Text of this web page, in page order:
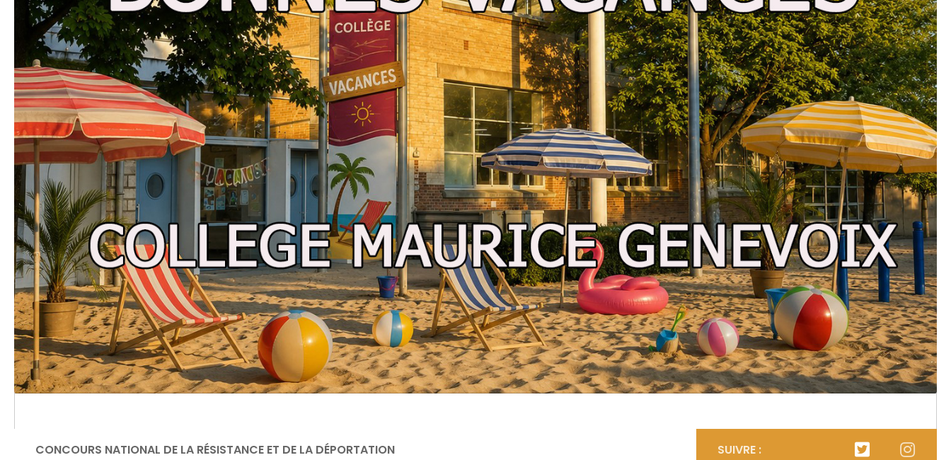
CONCOURS NATIONAL DE LA RÉSISTANCE ET DE LA DÉPORTATION SUIVRE :